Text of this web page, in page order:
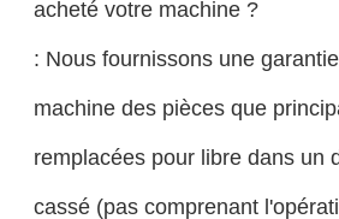
acheté votre machine ?
: Nous fournissons une
machine des pièces que
remplacées pour libre dans un
cassé (pas comprenant